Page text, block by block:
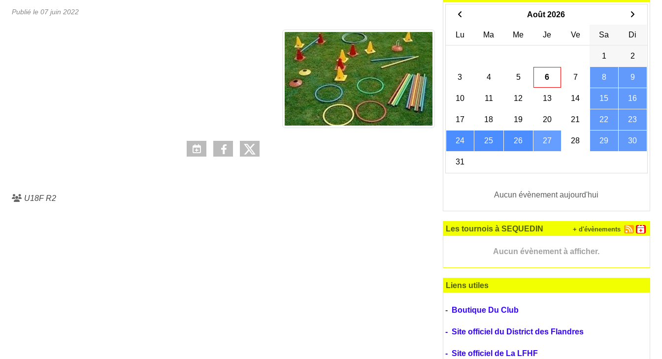
Publié le 07 juin 2022
U18F R2
Août 2026
Lu Ma Me Je Ve Sa Di
1 2
3 4 5 6 7 8 9
10 11 12 13 14 15 16
17 18 19 20 21 22 23
24 25 26 27 28 29 30
31
Aucun évènement aujourd'hui
Les tournois à SEQUEDIN
Aucun évènement à afficher.
+ d'évènements
Liens utiles
- Boutique Du Club
- Site officiel du District des Flandres
- Site officiel de La LFHF